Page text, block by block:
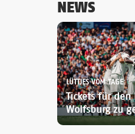
NEWS
LÜTTJES VOM TAGE:
Tickets für
Wolfsburg zu